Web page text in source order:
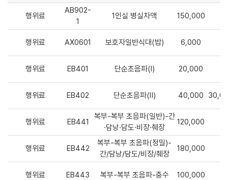
행위료
AB902-
1
1인실 병실차액 150,000
행위료 AX0601 보호자일반식대(밥) 6,000
행위료 EB401 단순초음파(Ⅰ) 20,000
행위료 EB402 단순초음파(Ⅱ) 40,000
행위료 EB441
복부-복부 초음파(일반)-간
·담낭·담도·비장·췌장
120,000
행위료 EB442
복부-복부 초음파(정밀)-
간/담낭/담도/비장/췌장
180,000
행위료 EB443 복부-복부 초음파-충수 100,000